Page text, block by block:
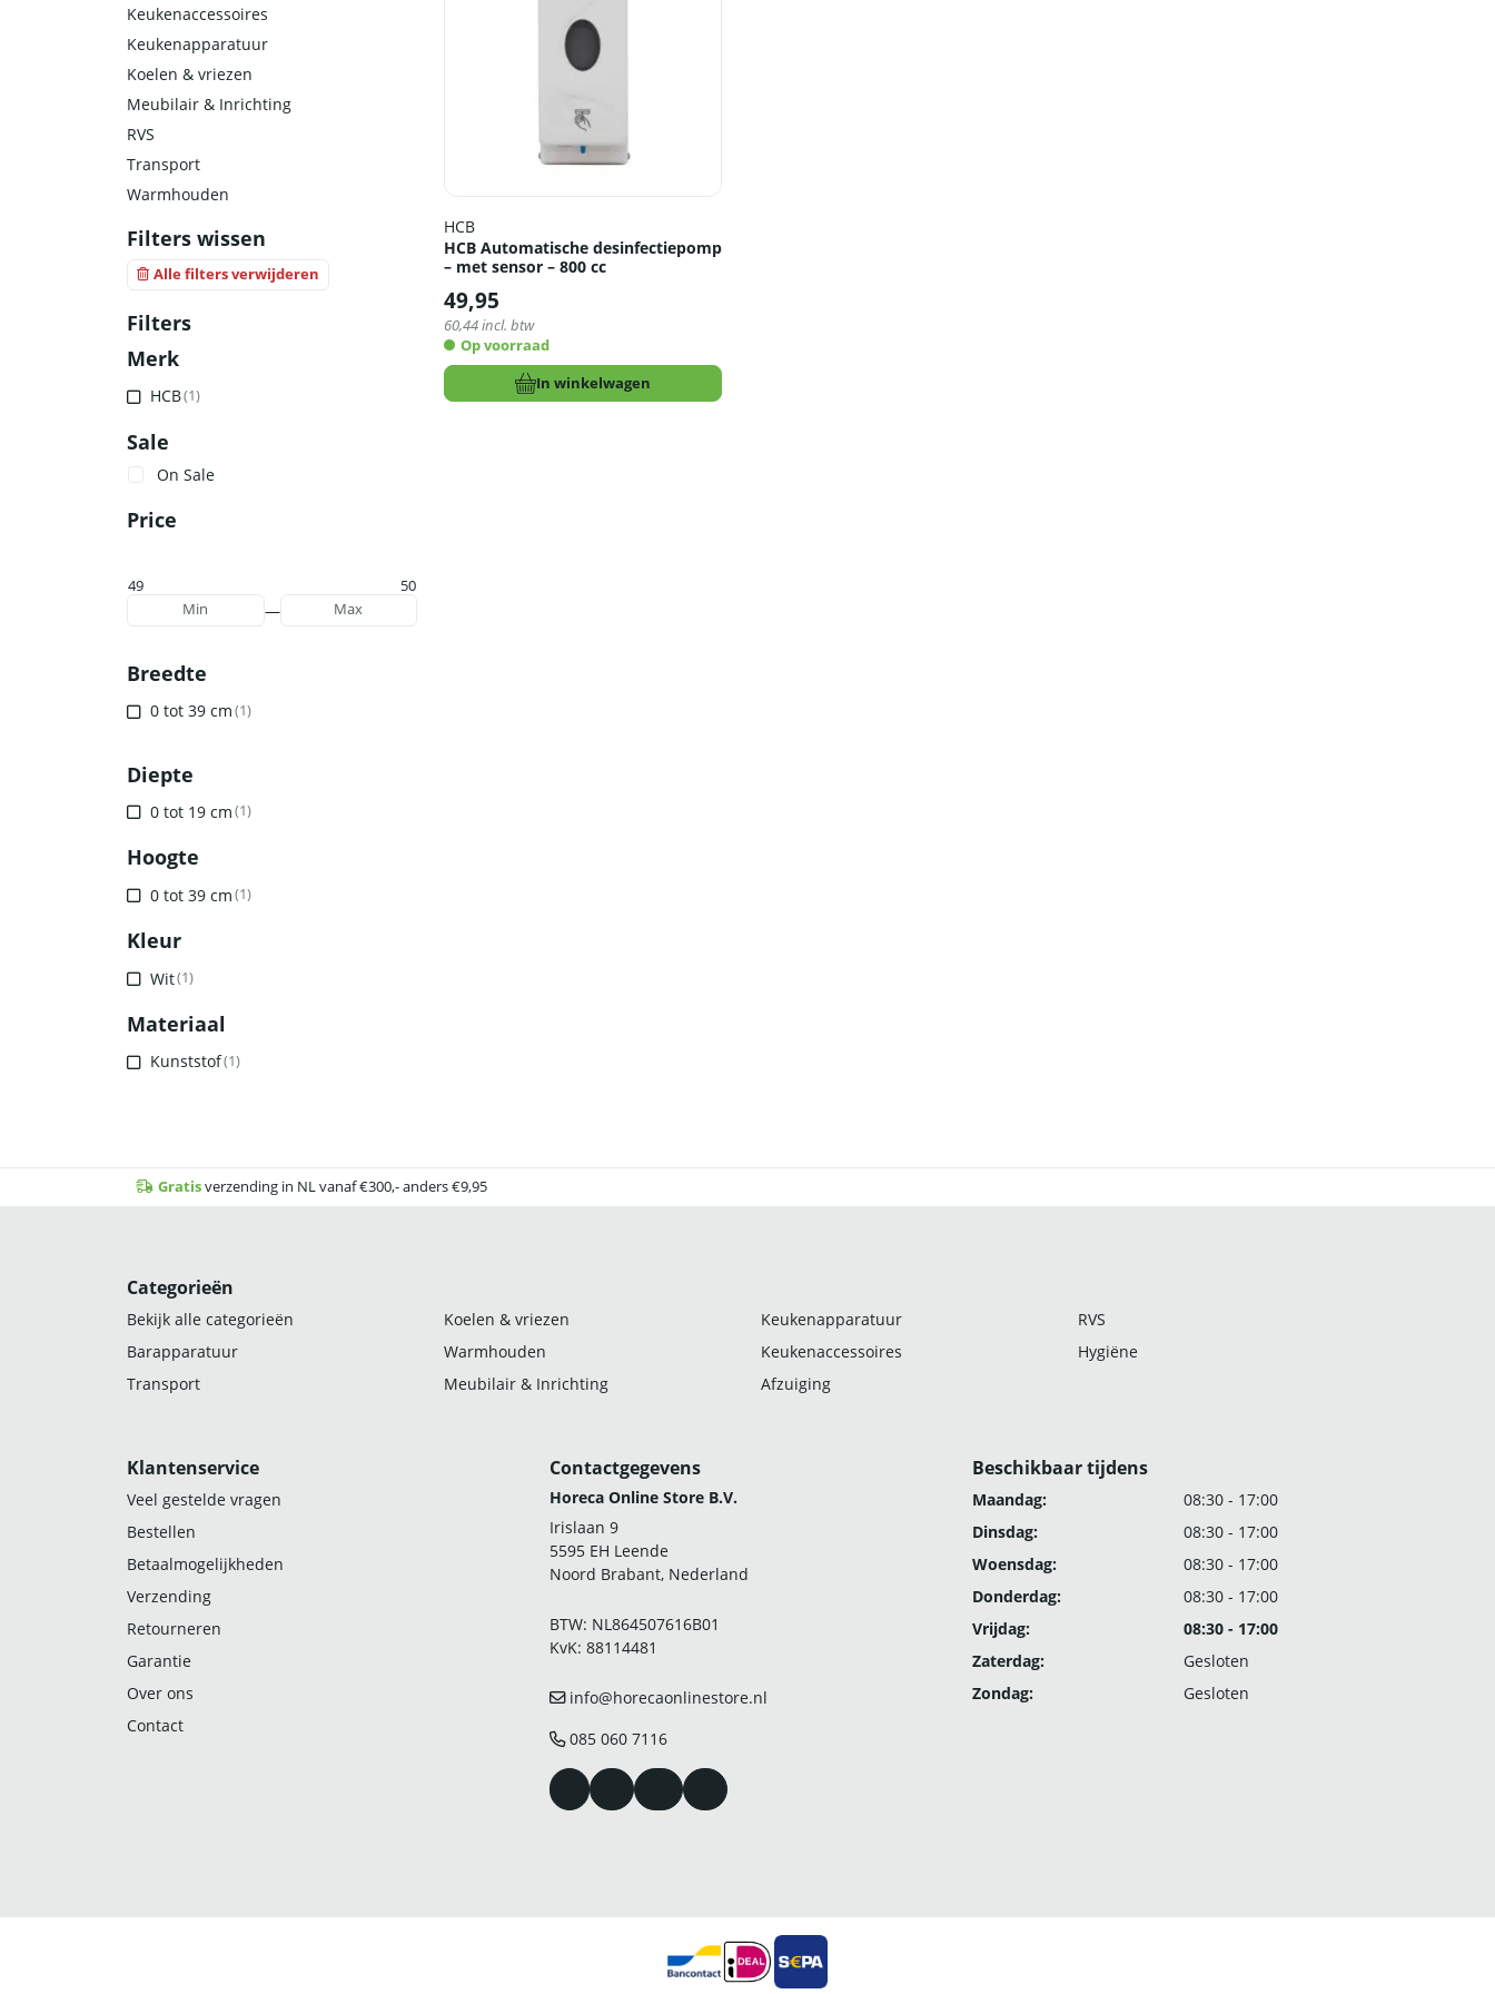
Keukenaccessoires
Keukenapparatuur
Koelen & vriezen
Meubilair & Inrichting
RVS
Transport
Warmhouden
Filters wissen
Alle filters verwijderen
Filters
Merk
HCB(1)
Sale
On Sale
Price
—
49 50
Breedte
0 tot 39 cm(1)
Diepte
0 tot 19 cm(1)
Hoogte
0 tot 39 cm(1)
Kleur
Wit(1)
Materiaal
Kunststof(1)
HCB
HCB Automatische desinfectiepomp
– met sensor – 800 cc
49,95
60,44incl. btw
Op voorraad
In winkelwagen
Gratisverzending in NL vanaf €300,- anders €9,95
Categorieën
Bekijk alle categorieën Koelen & vriezen Keukenapparatuur
RVS
Barapparatuur
Warmhouden Keukenaccessoires
Hygiëne
Transport
Meubilair & Inrichting Afzuiging
Klantenservice
Veel gestelde vragen
Bestellen
Betaalmogelijkheden
Verzending
Retourneren
Garantie
Over ons
Contact
Contactgegevens
Horeca Online Store B.V.
Irislaan 9
5595 EH Leende
Noord Brabant, Nederland
BTW: NL864507616B01
KvK: 88114481
info@horecaonlinestore.nl
085 060 7116
Beschikbaar tijdens
Maandag:
08:30 - 17:00
Dinsdag:
08:30 - 17:00
Woensdag:
08:30 - 17:00
Donderdag:
08:30 - 17:00
Vrijdag:
08:30 - 17:00
Zaterdag:
Gesloten
Zondag:
Gesloten